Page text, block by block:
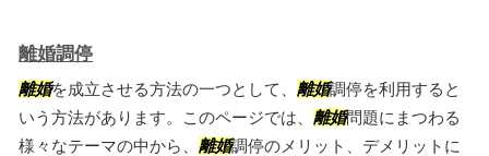
離婚調停
離婚を成立させる方法の一つとして、 離婚調停を利用すると
いう方法があります。このページでは、 離婚問題にまつわる
様々なテーマの中から、 離婚調停のメリット、デメリットに